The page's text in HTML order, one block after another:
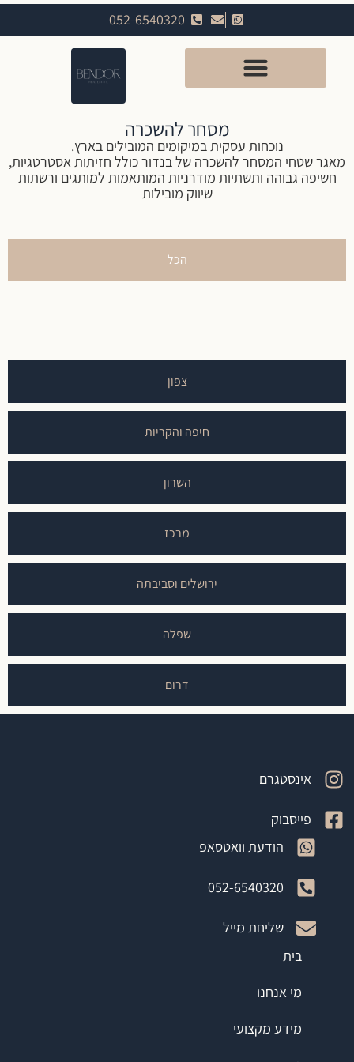
052-6540320
מסחר להשכרה
נוכחות עסקית במיקומים המובילים בארץ.
מאגר שטחי המסחר להשכרה של בנדור כולל חזיתות אסטרטגיות,
חשיפה גבוהה ותשתיות מודרניות המותאמות למותגים ורשתות
שיווק מובילות
הכל
צפון
חיפה והקריות
השרון
מרכז
ירושלים וסביבתה
שפלה
דרום
אינסטגרם
פייסבוק
הודעת וואטסאפ
052-6540320
שליחת מייל
בית
מי אנחנו
מידע מקצועי